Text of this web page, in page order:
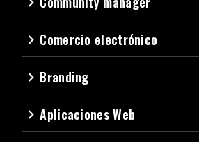
navigate_next Comercio electrónico
navigate_next Branding
navigate_nextAplicaciones Web